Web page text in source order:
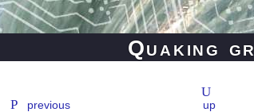
Quaking
previous up